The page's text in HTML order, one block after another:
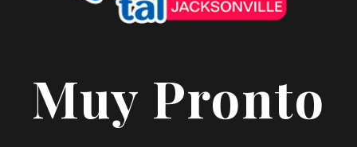
Muy Pronto